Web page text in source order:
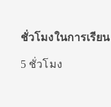
ชั่วโมงในการเรียน
5 ชั่วโมง